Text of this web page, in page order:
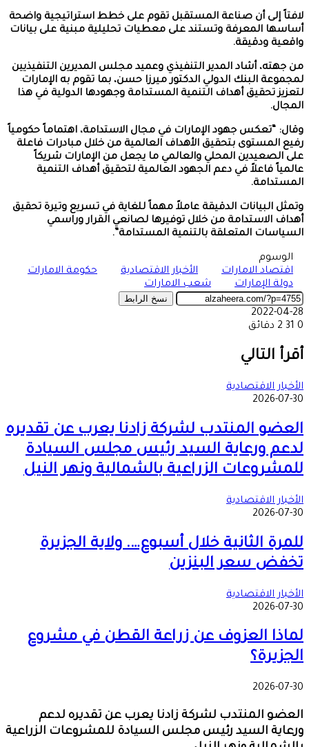
لافتاً إلى أن صناعة المستقبل تقوم على خطط استراتيجية واضحة
أساسها المعرفة وتستند على معطيات تحليلية مبنية على بيانات
واقعية ودقيقة.
من جهته، أشاد المدير التنفيذي وعميد مجلس المديرين التنفيذيين
لمجموعة البنك الدولي الدكتور ميرزا حسن، بما تقوم به الإمارات
لتعزيز تحقيق أهداف التنمية المستدامة وجهودها الدولية في هذا
المجال.
وقال: “تعكس جهود الإمارات في مجال الاستدامة، اهتماماً حكومياً
رفيع المستوى بتحقيق الأهداف العالمية من خلال مبادرات فاعلة
على الصعيدين المحلي والعالمي ما يجعل من الإمارات شريكاً
عالمياً فاعلاً في دعم الجهود العالمية لتحقيق أهداف التنمية
المستدامة.
وتمثل البيانات الدقيقة عاملاً مهماً للغاية في تسريع وتيرة تحقيق
أهداف الاستدامة من خلال توفيرها لصانعي القرار وراسمي
السياسات المتعلقة بالتنمية المستدامة”.
الوسوم
اقتصاد الامارات
الأخبار الاقتصادية
حكومة الامارات
دولة الإمارات
شعب الامارات
نسخ الرابط
2022-04-28
0
2 دقائق
عبر
البريد
أقرأ التالي
الأخبار الاقتصادية
2026-07-30
العضو المنتدب لشركة زادنا يعرب عن تقديره
لدعم ورعاية السيد رئيس مجلس السيادة
للمشروعات الزراعية بالشمالية ونهر النيل
الأخبار الاقتصادية
2026-07-30
للمرة الثانية خلال أسبوع…. ولاية الجزيرة
تخفض سعر البنزين
الأخبار الاقتصادية
2026-07-30
لماذا العزوف عن زراعة القطن في مشروع
الجزيرة؟
2026-07-30
العضو المنتدب لشركة زادنا يعرب عن تقديره لدعم
ورعاية السيد رئيس مجلس السيادة للمشروعات الزراعية